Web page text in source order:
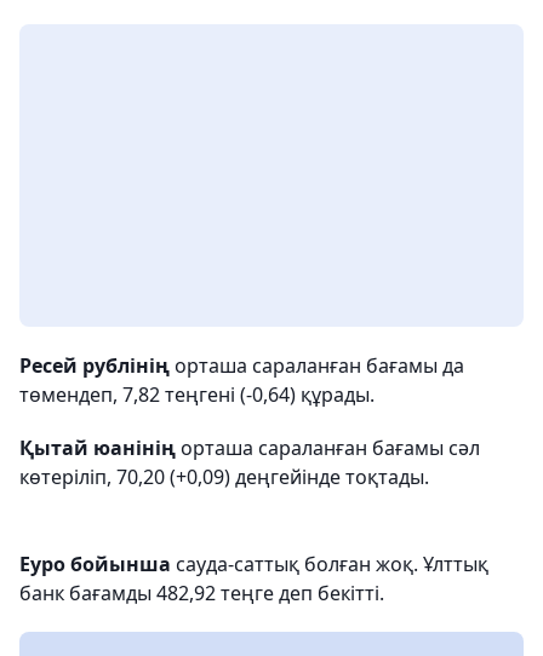
Ресей рублініңорташа сараланған бағамы да
төмендеп, 7,82 теңгені (-0,64) құрады.
Қытай юанініңорташа сараланған бағамы сәл
көтеріліп, 70,20 (+0,09) деңгейінде тоқтады.
Еуро бойынша сауда-саттық болған жоқ. Ұлттық
банк бағамды 482,92 теңге деп бекітті.